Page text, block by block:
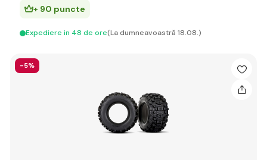
+ 90 puncte
Expediere in 48 de ore(La dumneavoastră 18.08.)
-5%